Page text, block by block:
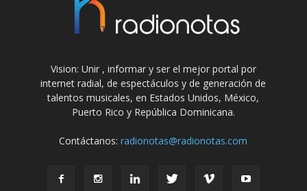
Vision: Unir , informar y ser el mejor portal por
internet radial, de espectáculos y de generación de
talentos musicales, en Estados Unidos, México,
Puerto Rico y República Dominicana.
Contáctanos:radionotas@radionotas.com